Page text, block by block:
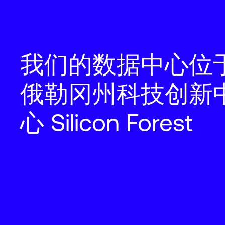
我们的数据中心位
俄勒冈州科技创新
心 Silicon Forest